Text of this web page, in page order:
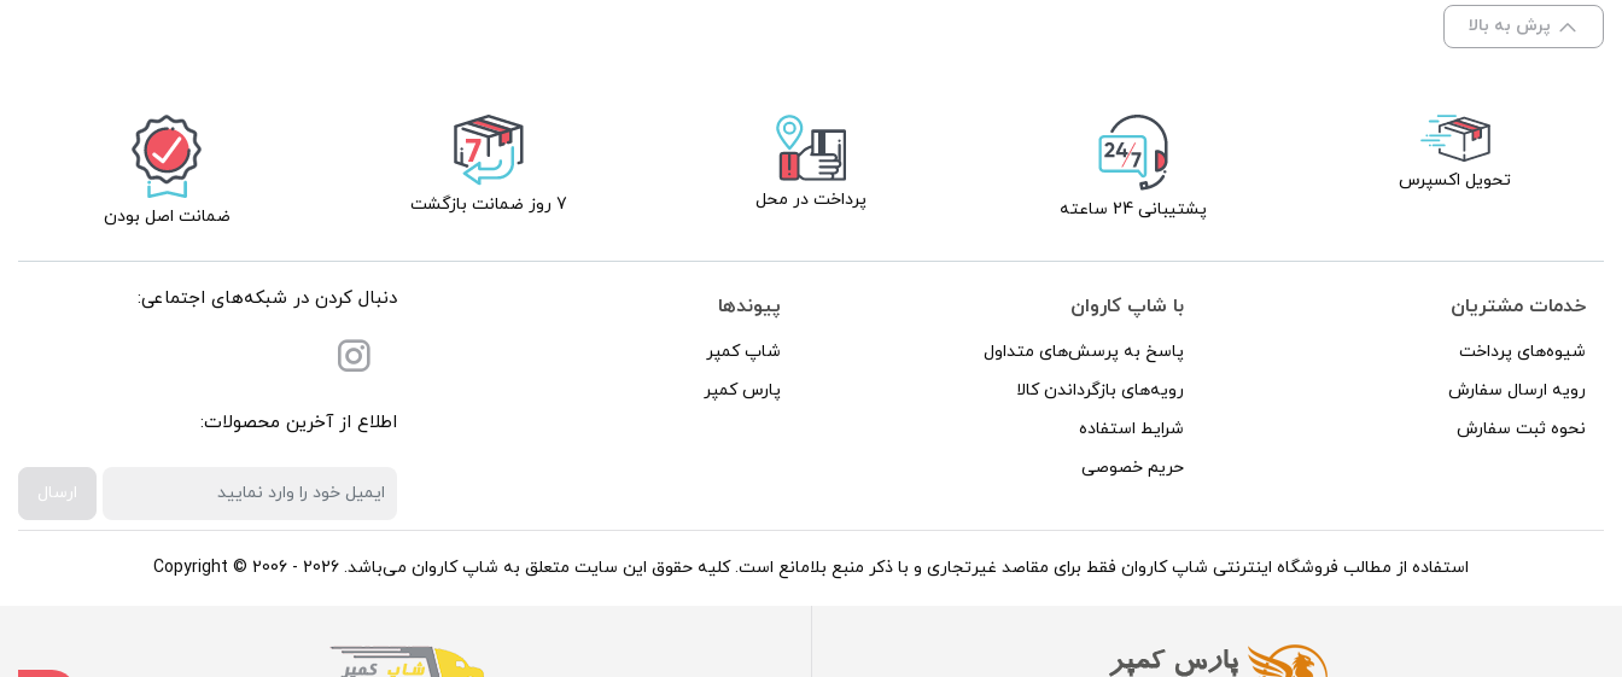
پرش به بالا
تحویل اکسپرس
پشتیبانی 24 ساعته
پرداخت در محل 7 روز ضمانت بازگشت ضمانت اصل بودن
خدمات مشتریان
شیوه‌های پرداخت
رویه ارسال سفارش
نحوه ثبت سفارش
با شاپ کاروان
پاسخ به پرسش‌های متداول
رویه‌های بازگرداندن کالا
شرایط استفاده
حریم خصوصی
پیوندها
شاپ کمپر
پارس کمپر
دنبال کردن در شبکه‌های اجتماعی:
اطلاع از آخرین محصولات:
ارسال
استفاده از مطالب فروشگاه اینترنتی شاپ کاروان فقط برای مقاصد غیرتجاری و با ذکر منبع بلامانع است. کلیه حقوق این سایت متعلق به شاپ کاروان می‌باشد. Copyright © 2006 - 2026